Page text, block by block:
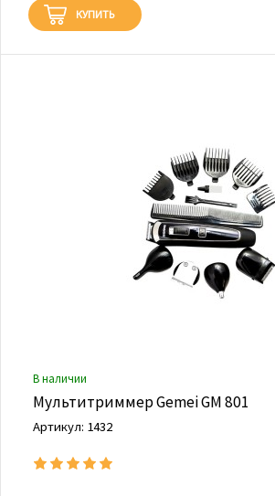
КУПИТЬ
В наличии
Мультитриммер Gemei GM 801
Артикул: 1432